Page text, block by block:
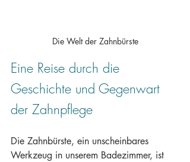
Die Welt der Zahnbürste
Eine Reise durch die
Geschichte und Gegenwart
der Zahnpflege
Die Zahnbürste, ein unscheinbares
Werkzeug in unserem Badezimmer, ist